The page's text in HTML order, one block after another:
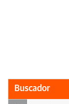
Buscador